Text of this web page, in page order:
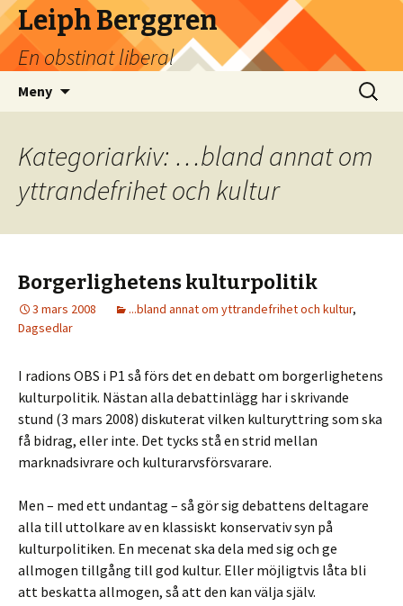
Leiph Berggren
En obstinat liberal
Meny
Sök
efter:
Kategoriarkiv: …bland annat om
yttrandefrihet och kultur
Borgerlighetens kulturpolitik
3 mars 2008 ...bland annat om yttrandefrihet och kultur,
Dagsedlar
I radions OBS i P1 så förs det en debatt om borgerlighetens
kulturpolitik. Nästan alla debattinlägg har i skrivande
stund (3 mars 2008) diskuterat vilken kulturyttring som ska
få bidrag, eller inte. Det tycks stå en strid mellan
marknadsivrare och kulturarvsförsvarare.
Men – med ett undantag – så gör sig debattens deltagare
alla till uttolkare av en klassiskt konservativ syn på
kulturpolitiken. En mecenat ska dela med sig och ge
allmogen tillgång till god kultur. Eller möjligtvis låta bli
att beskatta allmogen, så att den kan välja själv.